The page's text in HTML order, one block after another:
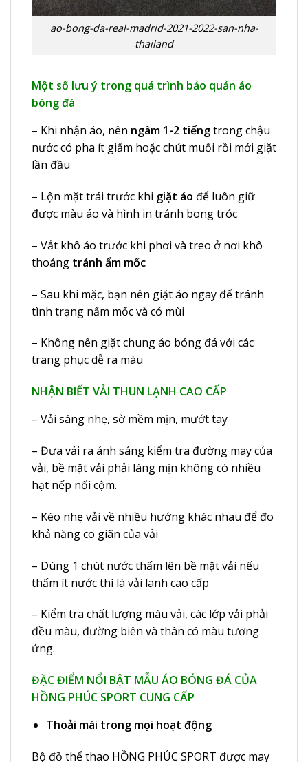
ao-bong-da-real-madrid-2021-2022-san-nha-
thailand
Một số lưu ý trong quá trình bảo quản áo
bóng đá
– Khi nhận áo, nên ngâm 1-2 tiếngtrong chậu
nước có pha ít giấm hoặc chút muối rồi mới giặt
lần đầu
– Lộn mặt trái trước khi giặt áo để luôn giữ
được màu áo và hình in tránh bong tróc
– Vắt khô áo trước khi phơi và treo ở nơi khô
thoáng tránh ẩm mốc
– Sau khi mặc, bạn nên giặt áo ngay để tránh
tình trạng nấm mốc và có mùi
– Không nên giặt chung áo bóng đá với các
trang phục dễ ra màu
NHẬN BIẾT VẢI THUN LẠNH CAO CẤP
– Vải sáng nhẹ, sờ mềm mịn, mướt tay
– Đưa vải ra ánh sáng kiểm tra đường may của
vải, bề mặt vải phải láng mịn không có nhiều
hạt nếp nổi cộm.
– Kéo nhẹ vải về nhiều hướng khác nhau để đo
khả năng co giãn của vải
– Dùng 1 chút nước thấm lên bề mặt vải nếu
thấm ít nước thì là vải lanh cao cấp
– Kiểm tra chất lượng màu vải, các lớp vải phải
đều màu, đường biên và thân có màu tương
ứng.
ĐẶC ĐIỂM NỔI BẬT MẪU ÁO BÓNG ĐÁ CỦA
HỒNG PHÚC SPORT CUNG CẤP
Thoải mái trong mọi hoạt động
Bộ đồ thể thao HỒNG PHÚC SPORT được may